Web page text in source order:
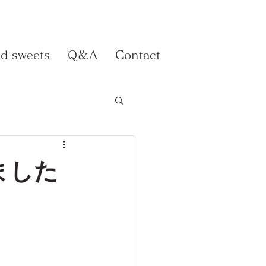
sweets Q＆A Contact
した